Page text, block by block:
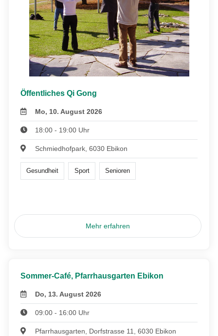
Öffentliches Qi Gong
Mo, 10. August 2026
18:00 - 19:00 Uhr
Schmiedhofpark, 6030 Ebikon
Gesundheit Sport Senioren
Mehr erfahren
Sommer-Café, Pfarrhausgarten Ebikon
Do, 13. August 2026
09:00 - 16:00 Uhr
Pfarrhausgarten, Dorfstrasse 11, 6030 Ebikon